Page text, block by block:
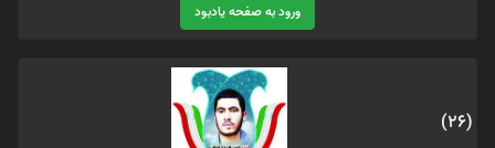
ورود به صفحه یادبود
(26)